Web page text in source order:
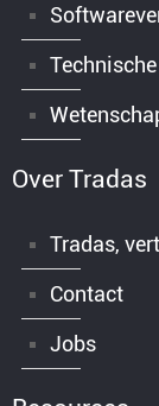
Over Tradas
Tradas,
Contact
Jobs